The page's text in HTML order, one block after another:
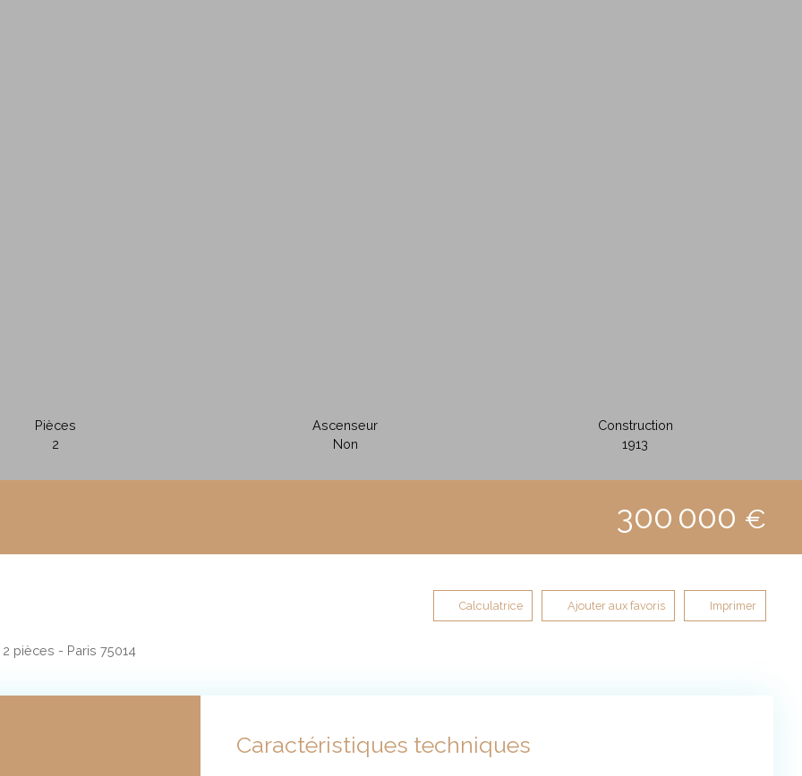
Pièces
2
Ascenseur
Non
Construction
1913
300 000 €
Calculatrice Ajouter aux favoris Imprimer
pièces - Paris 75014
Caractéristiques techniques